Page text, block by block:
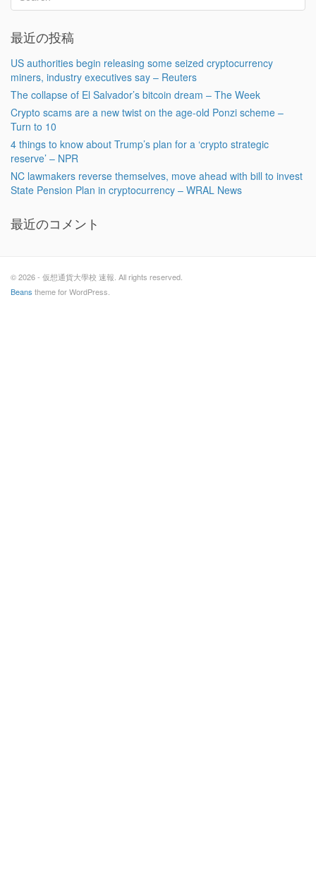
最近の投稿
US authorities begin releasing some seized cryptocurrency
miners, industry executives say – Reuters
The collapse of El Salvador’s bitcoin dream – The Week
Crypto scams are a new twist on the age-old Ponzi scheme –
Turn to 10
4 things to know about Trump’s plan for a ‘crypto strategic
reserve’ – NPR
NC lawmakers reverse themselves, move ahead with bill to invest
State Pension Plan in cryptocurrency – WRAL News
最近のコメント
© 2026 - 仮想通貨大學校 速報. All rights reserved.
Beans theme for WordPress.